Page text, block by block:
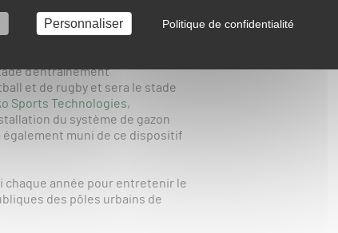
Personnaliser Politique de confidentialité
de Diamniadio. C’estl’entreprise
d’euro. Elle est
d’entraînement
et de rugby et sera le stade
Sports Technologies,
du système de gazon
muni de ce dispositif
chaque année pour entretenir le
des pôles urbains de